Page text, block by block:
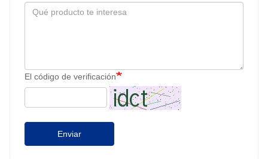
El código de verificación
Enviar